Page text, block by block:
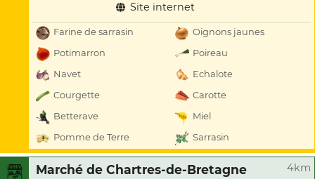
Site internet
Farine de sarrasin
Oignons jaunes
Potimarron
Poireau
Navet
Echalote
Courgette
Carotte
Betterave
Miel
Pomme de Terre
Sarrasin
Marché de Chartres-de-Bretagne 4km